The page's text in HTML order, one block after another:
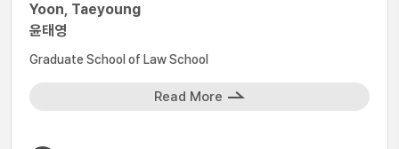
Yoon, Taeyoung
윤태영
Graduate School of Law School
Read More